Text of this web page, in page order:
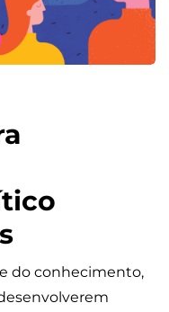
do conhecimento,